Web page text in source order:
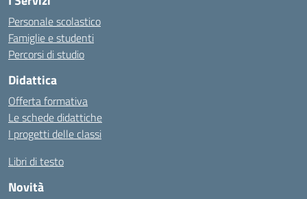
Personale scolastico
Famiglie e studenti
Percorsi di studio
Didattica
Offerta formativa
Le schede didattiche
I progetti delle classi
Libri di testo
Novità